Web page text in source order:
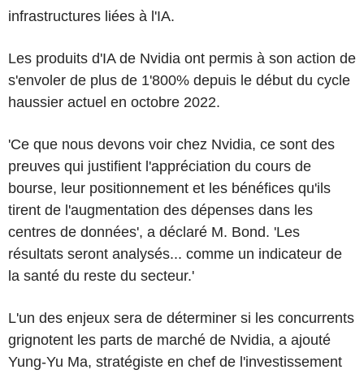
infrastructures liées à l'IA.
Les produits d'IA de Nvidia ont permis à son action de
s'envoler de plus de 1'800% depuis le début du cycle
haussier actuel en octobre 2022.
'Ce que nous devons voir chez Nvidia, ce sont des
preuves qui justifient l'appréciation du cours de
bourse, leur positionnement et les bénéfices qu'ils
tirent de l'augmentation des dépenses dans les
centres de données', a déclaré M. Bond. 'Les
résultats seront analysés... comme un indicateur de
la santé du reste du secteur.'
L'un des enjeux sera de déterminer si les concurrents
grignotent les parts de marché de Nvidia, a ajouté
Yung-Yu Ma, stratégiste en chef de l'investissement